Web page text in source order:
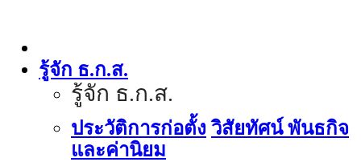
รู้จัก ธ.ก.ส.
รู้จัก ธ.ก.ส.
ประวัติการก่อตั้ง วิสัยทัศน์ พันธกิจ
และค่านิยม